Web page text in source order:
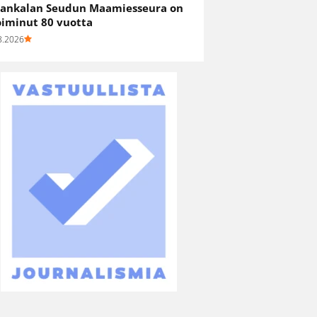
Seudun Maamiesseura on
80 vuotta